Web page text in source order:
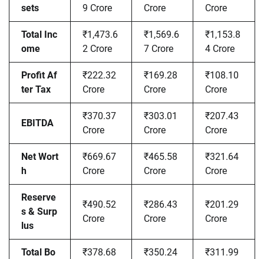
sets
9 Crore
Crore
Crore
Total Inc
ome
₹1,473.6
2 Crore
₹1,569.6
7 Crore
₹1,153.8
4 Crore
Profit Af
ter Tax
₹222.32
Crore
₹169.28
Crore
₹108.10
Crore
EBITDA
₹370.37
Crore
₹303.01
Crore
₹207.43
Crore
Net Wort
h
₹669.67
Crore
₹465.58
Crore
₹321.64
Crore
Reserve
s & Surp
lus
₹490.52
Crore
₹286.43
Crore
₹201.29
Crore
Total Bo
₹378.68
₹350.24
₹311.99